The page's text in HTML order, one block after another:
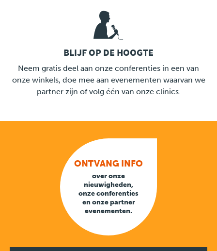
BLIJF OP DE HOOGTE
Neem gratis deel aan onze conferenties in een van
onze winkels, doe mee aan evenementen waarvan we
partner zijn of volg één van onze clinics.
ONTVANG INFO
over onze
nieuwigheden,
onze conferenties
en onze partner
evenementen.